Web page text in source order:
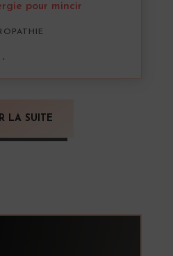
pour mincir
LA SUITE